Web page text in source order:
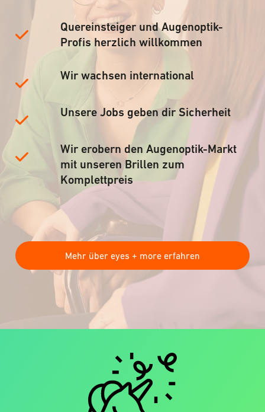
Quereinsteiger und Augenoptik-
Profis herzlich willkommen
Wir wachsen international
Unsere Jobs geben dir Sicherheit
Wir erobern den Augenoptik-Markt
mit unseren Brillen zum
Komplettpreis
Mehr über eyes + more erfahren